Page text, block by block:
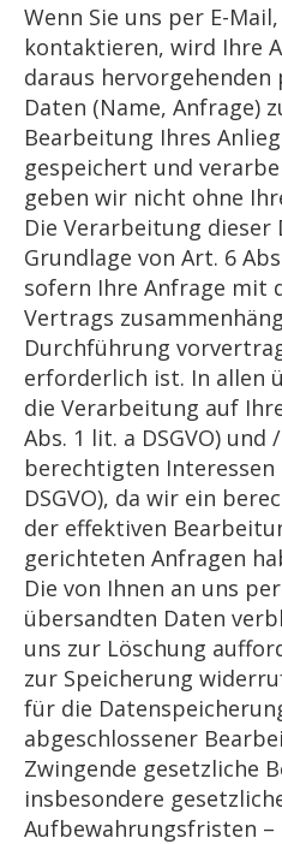
Wenn Sie uns per E-
kontaktieren, wird Ihre
daraus hervorgehenden
Daten (Name, Anfrage)
Bearbeitung Ihres
gespeichert und
geben wir nicht ohne
Die Verarbeitung
Grundlage von Art. 6
sofern Ihre Anfrage mit
Vertrags
Durchführung
erforderlich ist. In allen
die Verarbeitung auf
Abs. 1 lit. a DSGVO)
berechtigten Interessen
DSGVO), da wir ein
der effektiven
gerichteten Anfragen
Die von Ihnen an uns
übersandten Daten
uns zur Löschung
zur Speicherung
für die
abgeschlossener
Zwingende gesetzliche
insbesondere
Aufbewahrungsfristen